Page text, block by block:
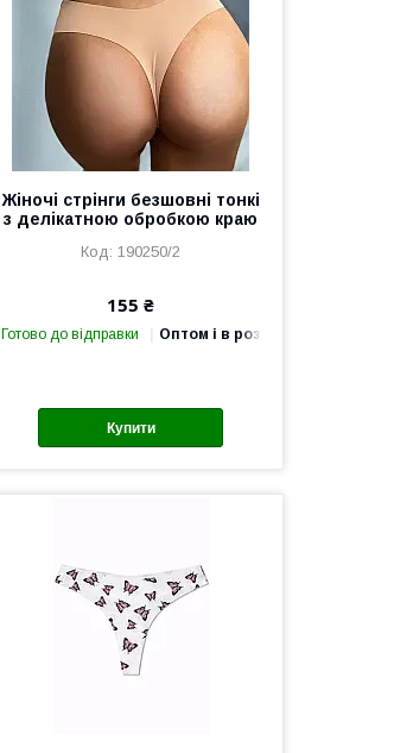
Жіночі стрінги безшовні тонкі
з делікатною обробкою краю
190250/2
155 ₴
Готово до відправки Оптом і в роздріб
Купити